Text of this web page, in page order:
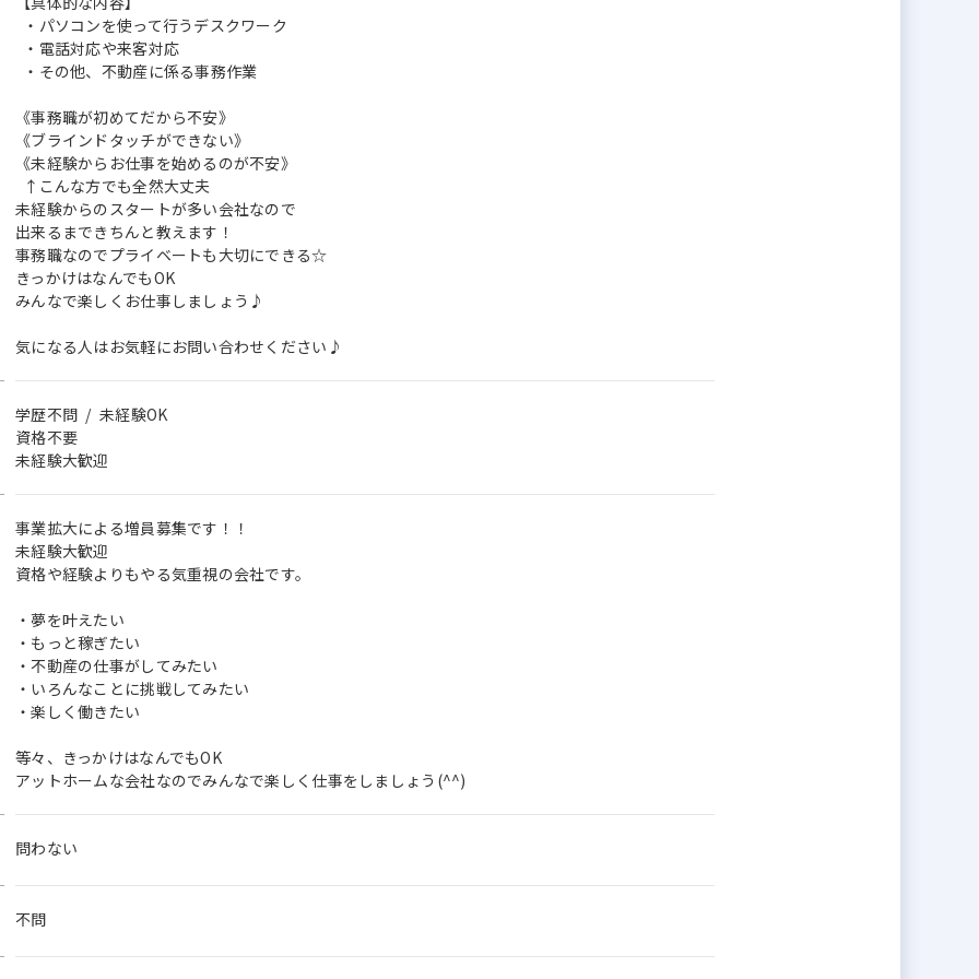
・パソコンを使って行うデスクワーク
・電話対応や来客対応
・その他、不動産に係る事務作業
《事務職が初めてだから不安》
《ブラインドタッチができない》
《未経験からお仕事を始めるのが不安》
↑こんな方でも全然大丈夫
未経験からのスタートが多い会社なので
出来るまできちんと教えます！
事務職なのでプライベートも大切にできる☆
きっかけはなんでもOK
みんなで楽しくお仕事しましょう♪
気になる人はお気軽にお問い合わせください♪
学歴不問 / 未経験OK
資格不要
未経験大歓迎
事業拡大による増員募集です！！
未経験大歓迎
資格や経験よりもやる気重視の会社です。
・夢を叶えたい
・もっと稼ぎたい
・不動産の仕事がしてみたい
・いろんなことに挑戦してみたい
・楽しく働きたい
等々、きっかけはなんでもOK
アットホームな会社なのでみんなで楽しく仕事をしましょう(^^)
問わない
不問